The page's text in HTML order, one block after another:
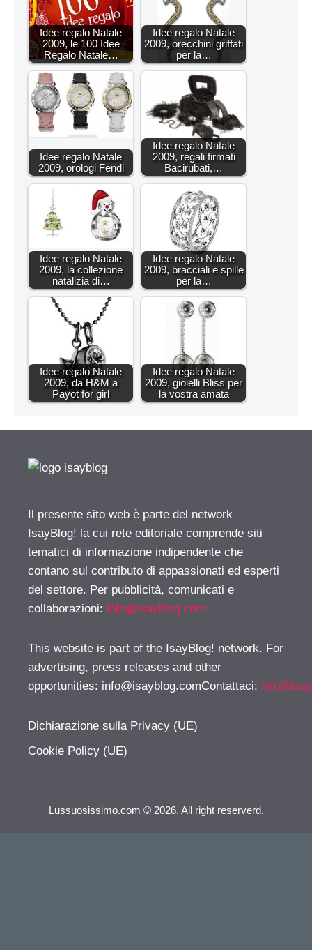
Idee regalo Natale
2009, le 100 Idee
Regalo Natale…
Idee regalo Natale
2009, orecchini griffati
per la…
Idee regalo Natale
2009, orologi Fendi
Idee regalo Natale
2009, regali firmati
Bacirubati,…
Idee regalo Natale
2009, la collezione
natalizia di…
Idee regalo Natale
2009, bracciali e spille
per la…
Idee regalo Natale
2009, da H&M a
Payot for girl
Idee regalo Natale
2009, gioielli Bliss per
la vostra amata
Il presente sito web è parte del network
IsayBlog! la cui rete editoriale comprende siti
tematici di informazione indipendente che
contano sul contributo di appassionati ed esperti
del settore. Per pubblicità, comunicati e
collaborazioni: info@isayblog.com
This website is part of the IsayBlog! network. For
advertising, press releases and other
opportunities: info@isayblog.comContattaci:
Dichiarazione sulla Privacy (UE)
Cookie Policy (UE)
Lussuosissimo.com © 2026. All right reserverd.